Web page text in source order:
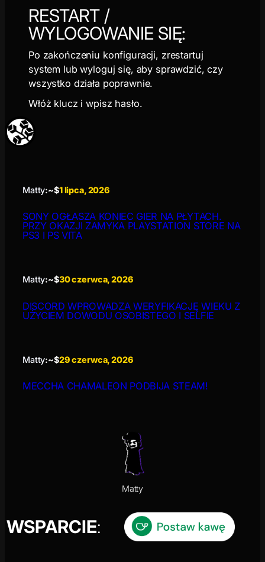
RESTART /
WYLOGOWANIE SIĘ:
Po zakończeniu konfiguracji, zrestartuj
system lub wyloguj się, aby sprawdzić, czy
wszystko działa poprawnie.
Włóż klucz i wpisz hasło.
Matty:~$1 lipca, 2026
SONY OGŁASZA KONIEC GIER NA PŁYTACH.
PRZY OKAZJI ZAMYKA PLAYSTATION STORE NA
PS3 I PS VITA
Matty:~$30 czerwca, 2026
DISCORD WPROWADZA WERYFIKACJĘ WIEKU Z
UŻYCIEM DOWODU OSOBISTEGO I SELFIE
Matty:~$29 czerwca, 2026
MECCHA CHAMALEON PODBIJA STEAM!
Matty
WSPARCIE: